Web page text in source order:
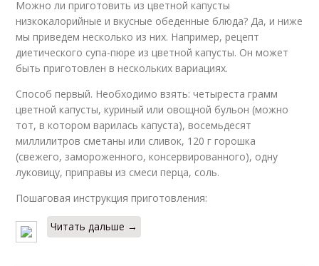
Можно ли приготовить из цветной капусты
низкокалорийные и вкусные обеденные блюда? Да, и ниже
мы приведем несколько из них. Например, рецепт
диетического супа-пюре из цветной капусты. Он может
быть приготовлен в нескольких вариациях.
Способ первый. Необходимо взять: четыреста грамм
цветной капусты, куриный или овощной бульон (можно
тот, в котором варилась капуста), восемьдесят
миллилитров сметаны или сливок, 120 г горошка
(свежего, замороженного, консервированного), одну
луковицу, приправы из смеси перца, соль.
Пошаговая инструкция приготовления:
Читать дальше →